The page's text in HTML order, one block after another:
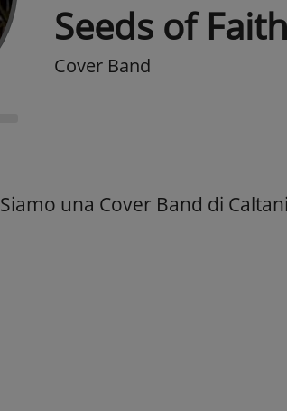
Seeds of Faith
Cover Band
Siamo una Cover Band di